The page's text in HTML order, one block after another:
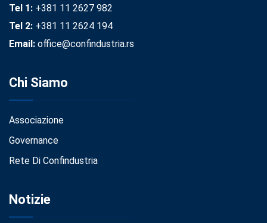
Tel 1: +381 11 2627 982
Tel 2: +381 11 2624 194
Email: office@confindustria.rs
Chi Siamo
Associazione
Governance
Rete Di Confindustria
Notizie